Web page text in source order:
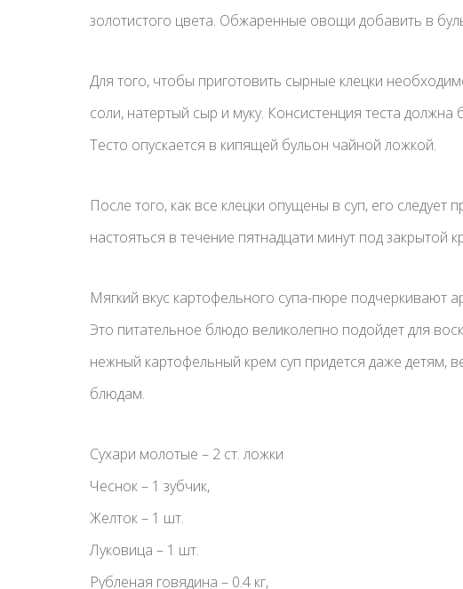
золотистого цвета. Обжаренные овощи добавить в
Для того, чтобы приготовить сырные клецки
соли, натертый сыр и муку. Консистенция теста должна
Тесто опускается в кипящей бульон чайной ложкой.
После того, как все клецки опущены в суп, его следует
настояться в течение пятнадцати минут под закрытой
Мягкий вкус картофельного супа-пюре подчеркивают
Это питательное блюдо великолепно подойдет для
нежный картофельный крем суп придется даже детям,
блюдам.
Сухари молотые – 2 ст. ложки
Чеснок – 1 зубчик,
Желток – 1 шт.
Луковица – 1 шт.
Рубленая говядина – 0.4 кг,